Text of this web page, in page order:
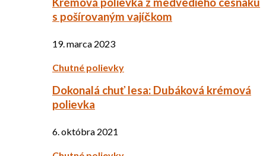
s pošírovaným vajíčkom
19. marca 2023
Chutné polievky
Dokonalá chuť lesa: Dubáková krémová
polievka
6. októbra 2021